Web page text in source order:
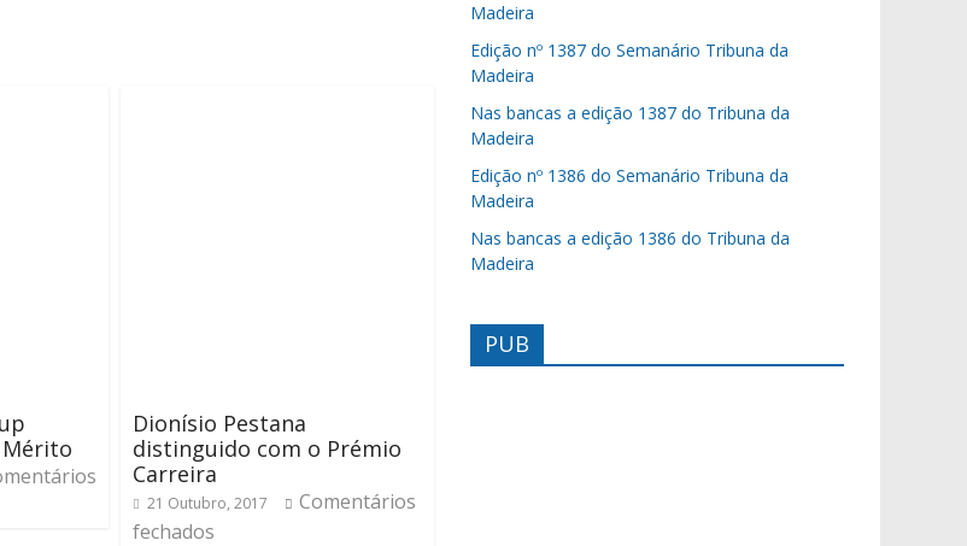
Dionísio Pestana
distinguido com o Prémio
Carreira
21 Outubro, 2017
Comentários
fechados
Madeira
Edição nº 1387 do Semanário Tribuna da
Madeira
Nas bancas a edição 1387 do Tribuna da
Madeira
Edição nº 1386 do Semanário Tribuna da
Madeira
Nas bancas a edição 1386 do Tribuna da
Madeira
PUB